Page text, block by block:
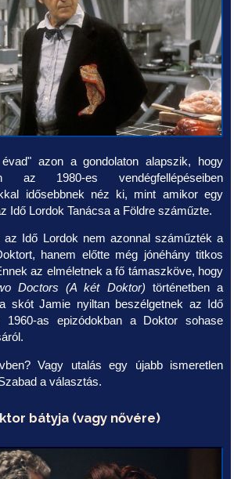
azon a gondolaton alapszik, hogy
az 1980-es vendégfellépéseiben
idősebbnek néz ki, mint amikor egy
Idő Lordok Tanácsa a Földre száműzte.
az Idő Lordok nem azonnal száműzték a
hanem előtte még jónéhány titkos
az elméletnek a fő támaszköve, hogy
Doctors (A két Doktor) történetben a
skót Jamie nyiltan beszélgetnek az Idő
1960-as epizódokban a Doktor sohase
Vagy utalás egy újabb ismeretlen
a választás.
bátyja (vagy nővére)